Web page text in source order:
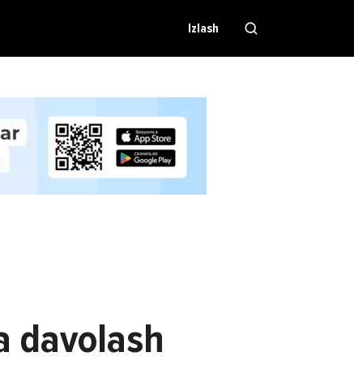
Izlash
davolash